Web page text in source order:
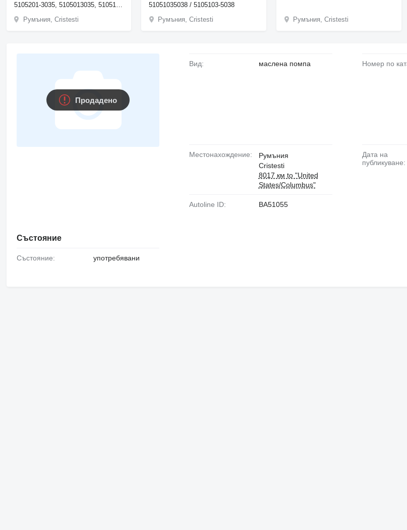
Румъния, Cristesti
51051035038 / 5105103-5038
Румъния, Cristesti
Румъния, Cristesti
Продадено
Вид: маслена помпа Номер по
Местонахождение:
Румъния
Cristesti
8017 км to "United
States/Columbus"
Дата на
публикуване:
Autoline ID: BA51055
Състояние
Състояние: употребявани